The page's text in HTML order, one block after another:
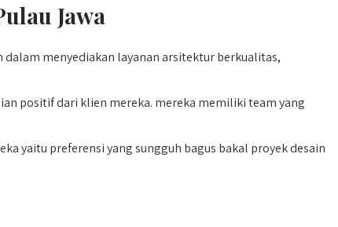
Jawa
dalam menyediakan layanan arsitektur berkualitas,
positif dari klien mereka. mereka memiliki team yang
yaitu preferensi yang sungguh bagus bakal proyek desain